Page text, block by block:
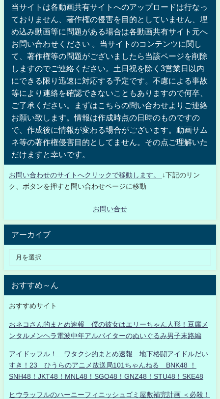
当サイトは各動画共有サイトへのアップロードは行なっ
ておりません、著作権の侵害を目的としていません、埋
め込み動画等に問題がある場合は各動画共有サイト元へ
お問い合わせください 。当サイトのコンテンツに関し
て、著作権等の問題がございましたら当該ページを削除
しますのでご連絡ください。土日祝を除く3営業日以内
にできる限り迅速に対応する予定です。不慮による事故
等により連絡を確認できないこともありますので何卒、
ご了承ください。まずはこちらの問い合わせよりご連絡
お願い致します。情報は作成時点の日時のものですの
で、作成後に情報が変わる場合がございます。動画サム
ネ等の著作権侵害目的としてません。その点ご理解いた
だけますと幸いです。
お問い合わせのサイトへクリックで移動します。
↓下記のリン
ク、ボタンを押すと問い合わせページに移動
お問い合せ
アーカイブ
おすすめ～ん
おすすめサイト
おネコさん的まとめ速報 僕の彼女はエリーちゃん人形！豆腐メ
ンタルメンヘラ電波中年アルバイターのぬいぐるみ男子末路編
アイドッフル！ ワタクシ的まとめ速報 地下格闘アイドルだい
すき！23 ひうらのアニメ放送局101ちゃんねる BNK48 ！
SNH48！JKT48！MNL48！SGO48！GNZ48！STU48！SKE48
ヒウラッフルのハーニーフィニッシュゴミ屋敷補完計画 ＜必殺！